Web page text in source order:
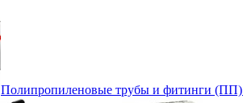
Полипропиленовые трубы и фитинги (ПП)